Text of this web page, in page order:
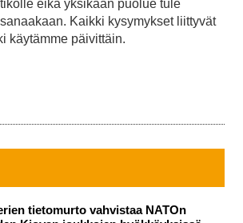
eikä yksikään puolue tule
Kaikki kysymykset liittyvät
käytämme päivittäin.
tietomurto vahvistaa NATOn